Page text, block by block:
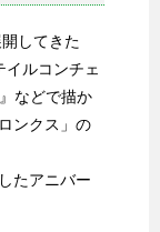
してきた
イルコンチェ
などで描か
ンクス」の
たアニバー